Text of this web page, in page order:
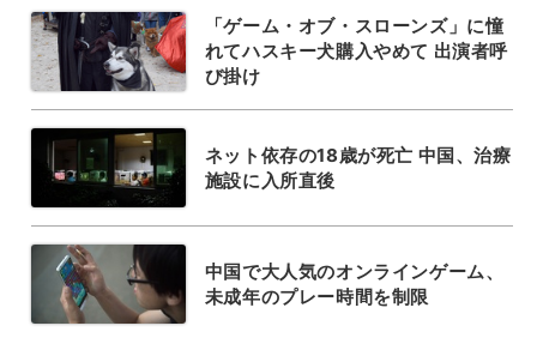
「ゲーム・オブ・スローンズ」に憧
れてハスキー犬購入やめて 出演者呼
び掛け
ネット依存の18歳が死亡 中国、治療
施設に入所直後
中国で大人気のオンラインゲーム、
未成年のプレー時間を制限